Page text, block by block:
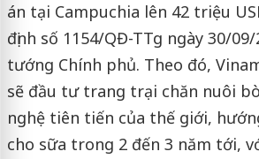
án tại Campuchia lên 42 triệu
định số 1154/QĐ-TTg ngày 30/
tướng Chính phủ. Theo đó,
sẽ đầu tư trang trại chăn nuôi
nghệ tiên tiến của thế giới,
cho sữa trong 2 đến 3 năm tới,